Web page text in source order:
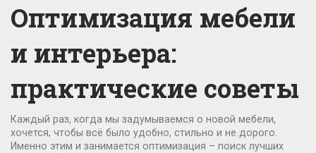
Оптимизация мебели
и интерьера:
практические советы
Каждый раз, когда мы задумываемся о новой мебели,
хочется, чтобы всё было удобно, стильно и не дорого.
Именно этим и занимается оптимизация – поиск лучших